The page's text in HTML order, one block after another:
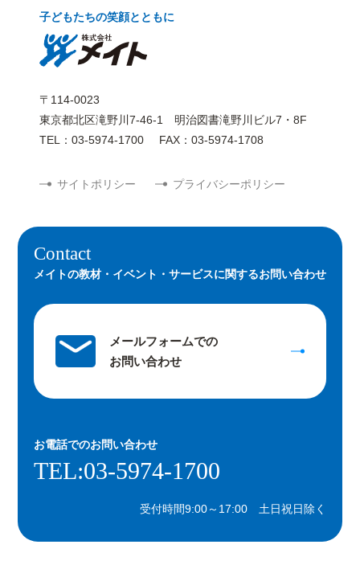
子どもたちの笑顔とともに
〒114-0023
東京都北区滝野川7-46-1 明治図書滝野川ビル7・8F
TEL：03-5974-1700
FAX：03-5974-1708
サイトポリシー プライバシーポリシー
Contact
メイトの教材・イベント・サービスに関するお問い合わせ
メールフォームでの
お問い合わせ
お電話でのお問い合わせ
TEL:03-5974-1700
受付時間9:00～17:00 土日祝日除く